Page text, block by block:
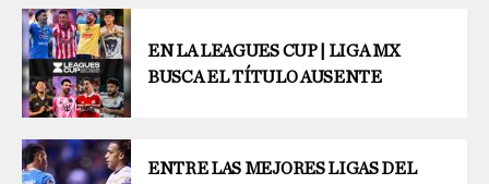
EN LA LEAGUES CUP | LIGA MX
BUSCA EL TÍTULO AUSENTE
ENTRE LAS MEJORES LIGAS DEL